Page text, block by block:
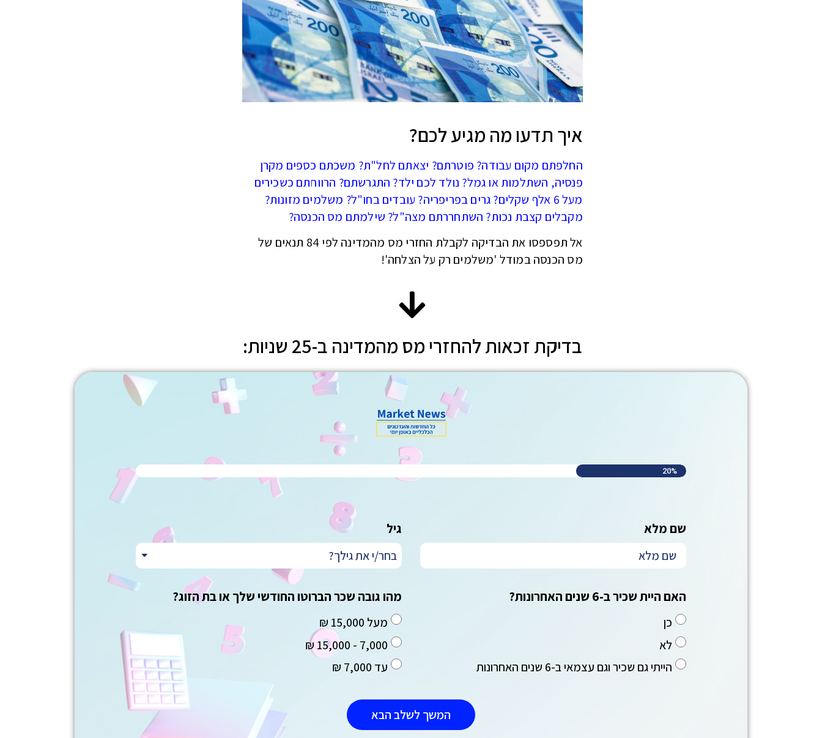
איך תדעו מה מגיע לכם?
החלפתם מקום עבודה? פוטרתם? יצאתם לחל"ת? משכתם כספים מקרן
פנסיה, השתלמות או גמל? נולד לכם ילד? התגרשתם? הרווחתם כשכירים
מעל 6 אלף שקלים? גרים בפריפריה? עובדים בחו"ל? משלמים מזונות?
מקבלים קצבת נכות? השתחררתם מצה"ל? שילמתם מס הכנסה?
אל תפספסו את הבדיקה לקבלת החזרי מס מהמדינה לפי 84 תנאים של
מס הכנסה במודל 'משלמים רק על הצלחה'!
בדיקת זכאות להחזרי מס מהמדינה ב-25 שניות:
20%
שם מלא גיל
האם היית שכיר ב-6 שנים האחרונות?
כן
לא
הייתי גם שכיר וגם עצמאי ב-6 שנים האחרונות
מהו גובה שכר הברוטו החודשי שלך או בת הזוג?
מעל 15,000 ₪
7,000 - 15,000 ₪
עד 7,000 ₪
המשך לשלב הבא